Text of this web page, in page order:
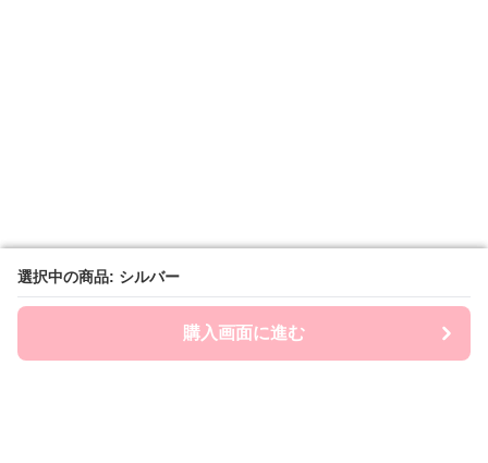
選択中の商品: シルバー
購入画面に進む
選択中の商品: シルバー
購入画面に進む